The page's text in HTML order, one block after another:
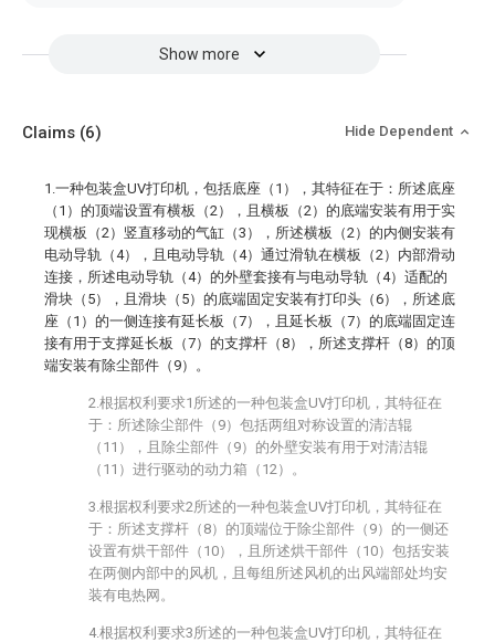
Show more
Claims (6) Hide Dependent
1.一种包装盒UV打印机，包括底座（1），其特征在于：所述底座
（1）的顶端设置有横板（2），且横板（2）的底端安装有用于实
现横板（2）竖直移动的气缸（3），所述横板（2）的内侧安装有
电动导轨（4），且电动导轨（4）通过滑轨在横板（2）内部滑动
连接，所述电动导轨（4）的外壁套接有与电动导轨（4）适配的
滑块（5），且滑块（5）的底端固定安装有打印头（6），所述底
座（1）的一侧连接有延长板（7），且延长板（7）的底端固定连
接有用于支撑延长板（7）的支撑杆（8），所述支撑杆（8）的顶
端安装有除尘部件（9）。
2.根据权利要求1所述的一种包装盒UV打印机，其特征在
于：所述除尘部件（9）包括两组对称设置的清洁辊
（11），且除尘部件（9）的外壁安装有用于对清洁辊
（11）进行驱动的动力箱（12）。
3.根据权利要求2所述的一种包装盒UV打印机，其特征在
于：所述支撑杆（8）的顶端位于除尘部件（9）的一侧还
设置有烘干部件（10），且所述烘干部件（10）包括安装
在两侧内部中的风机，且每组所述风机的出风端部处均安
装有电热网。
4.根据权利要求3所述的一种包装盒UV打印机，其特征在